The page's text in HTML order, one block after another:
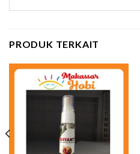
PRODUK TERKAIT